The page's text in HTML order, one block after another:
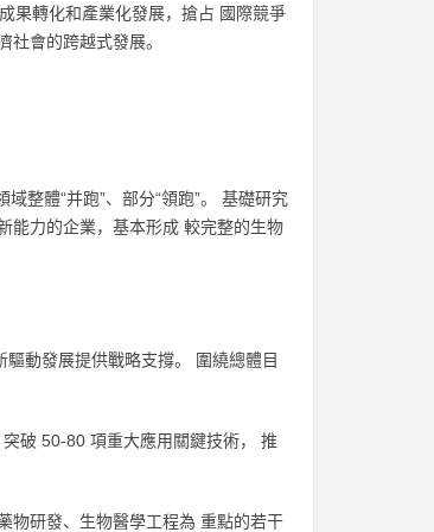
果轉化和產業化發展，搶占 國際競爭
會的跨越式發展。
整體“并跑”、部分“領跑”。 基礎研究
能力的企業，基本形成 較完整的生物
動發展提供戰略支撐。 圍繞總體目
破 50-80 項重大應用關鍵技術， 推
物研發、生物醫學工程為 重點的若干